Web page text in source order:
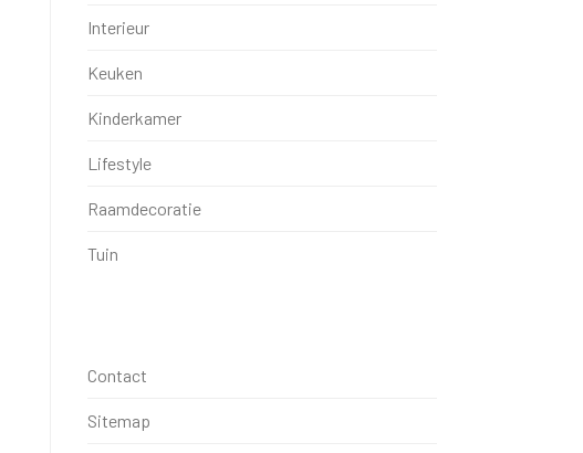
Interieur
Keuken
Kinderkamer
Lifestyle
Raamdecoratie
Tuin
Contact
Sitemap